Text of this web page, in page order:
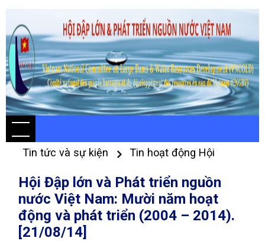
Tin tức và sự kiện Tin hoạt động Hội
Hội Đập lớn và Phát triển nguồn
nước Việt Nam: Mười năm hoạt
động và phát triển (2004 – 2014).
[21/08/14]